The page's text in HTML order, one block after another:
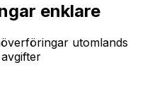
enklare
utomlands